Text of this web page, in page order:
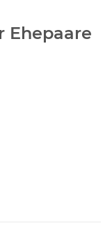
Ehepaare